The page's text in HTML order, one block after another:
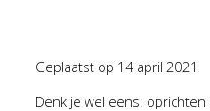
Geplaatst op 14 april 2021
Denk je wel eens: oprichten